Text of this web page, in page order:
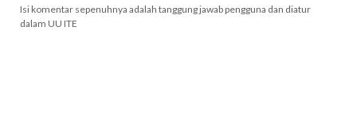
Isi komentar sepenuhnya adalah tanggung jawab pengguna dan diatur
dalam UU ITE